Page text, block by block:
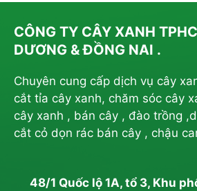
CÔNG TY CÂY XANH
DƯƠNG & ĐỒNG NAI .
Chuyên cung cấp dịch vụ cây
cắt tỉa cây xanh, chăm sóc cây
cây xanh , bán cây , đào trồng
cắt cỏ dọn rác bán cây , chậu
48/1 Quốc lộ 1A, tổ 3, Khu